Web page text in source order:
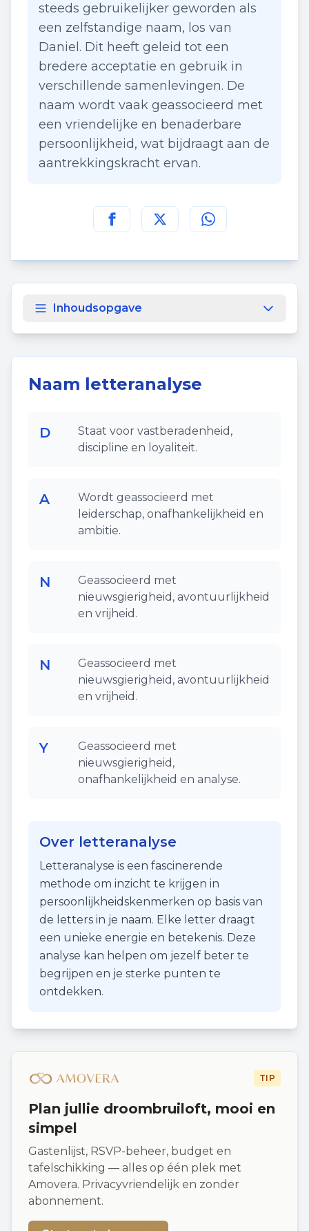
steeds gebruikelijker geworden als
een zelfstandige naam, los van
Daniel. Dit heeft geleid tot een
bredere acceptatie en gebruik in
verschillende samenlevingen. De
naam wordt vaak geassocieerd met
een vriendelijke en benaderbare
persoonlijkheid, wat bijdraagt aan de
aantrekkingskracht ervan.
Deel deze pagina op
Deel deze pagina op
Deel deze pagina
Inhoudsopgave
Naam letteranalyse
D
Staat voor vastberadenheid,
discipline en loyaliteit.
A
Wordt geassocieerd met
leiderschap, onafhankelijkheid en
ambitie.
N
Geassocieerd met
nieuwsgierigheid, avontuurlijkheid
en vrijheid.
N
Geassocieerd met
nieuwsgierigheid, avontuurlijkheid
en vrijheid.
Y
Geassocieerd met
nieuwsgierigheid,
onafhankelijkheid en analyse.
Over letteranalyse
Letteranalyse is een fascinerende
methode om inzicht te krijgen in
persoonlijkheidskenmerken op basis van
de letters in je naam. Elke letter draagt
een unieke energie en betekenis. Deze
analyse kan helpen om jezelf beter te
begrijpen en je sterke punten te
ontdekken.
TIP
Plan jullie droombruiloft, mooi en
simpel
Gastenlijst, RSVP-beheer, budget en
tafelschikking — alles op één plek met
Amovera. Privacyvriendelijk en zonder
abonnement.